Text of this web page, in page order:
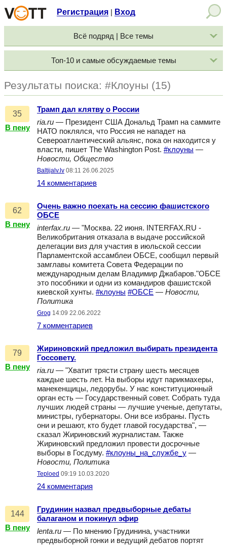
Регистрация Вход
Всё подряд | Все темы
Топ-10 и самые обсуждаемые темы
Результаты поиска: #Клоуны (15)
35
В пену
Трамп дал клятву о России
ria.ru — Президент США Дональд Трамп на саммите
НАТО поклялся, что Россия не нападет на
Североатлантический альянс, пока он находится у
власти, пишет The Washington Post. #клоуны —
Новости, Общество
Baltijalv.lv 08:11 26.06.2025
14 комментариев
62
В пену
Очень важно поехать на сессию фашистского
ОБСЕ
interfax.ru — "Москва. 22 июня. INTERFAX.RU -
Великобритания отказала в выдаче российской
делегации виз для участия в июльской сессии
Парламентской ассамблеи ОБСЕ, сообщил первый
замглавы комитета Совета Федерации по
международным делам Владимир Джабаров."ОБСЕ
это пособники и одни из командиров фашистской
киевской хунты. #клоуны #ОБСЕ — Новости,
Политика
Grog 14:09 22.06.2022
7 комментариев
79
В пену
Жириновский предложил выбирать президента
Госсовету.
ria.ru — "Хватит трясти страну шесть месяцев
каждые шесть лет. На выборы идут парикмахеры,
манекенщицы, ледорубы. У нас конституционный
орган есть — Государственный совет. Собрать туда
лучших людей страны — лучшие ученые, депутаты,
министры, губернаторы. Они все избраны. Пусть
они и решают, кто будет главой государства", —
сказал Жириновский журналистам. Также
Жириновский предложил провести досрочные
выборы в Госдуму. #клоуны_на_службе_у —
Новости, Политика
Teploed 09:19 10.03.2020
24 комментария
144
В пену
Грудинин назвал предвыборные дебаты
балаганом и покинул эфир
lenta.ru — По мнению Грудинина, участники
предвыборной гонки и ведущий дебатов портят